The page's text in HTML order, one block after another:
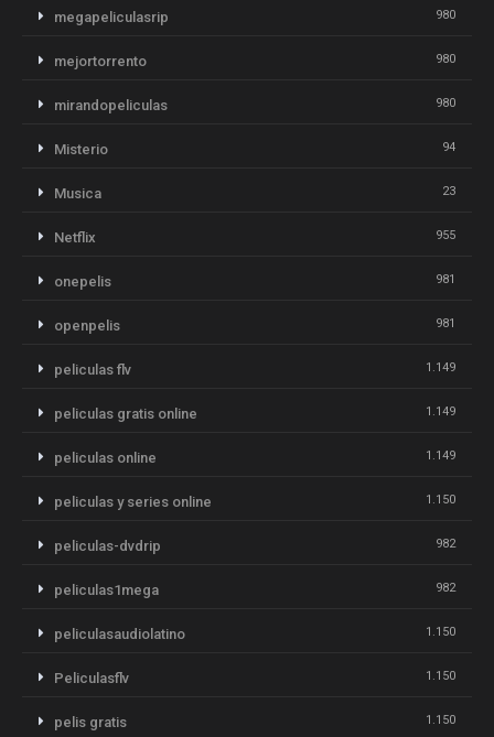
megapeliculasrip 980
mejortorrento 980
mirandopeliculas 980
Misterio 94
Musica 23
Netflix 955
onepelis 981
openpelis 981
peliculas flv 1.149
peliculas gratis online 1.149
peliculas online 1.149
peliculas y series online 1.150
peliculas-dvdrip 982
peliculas1mega 982
peliculasaudiolatino 1.150
Peliculasflv 1.150
pelis gratis 1.150